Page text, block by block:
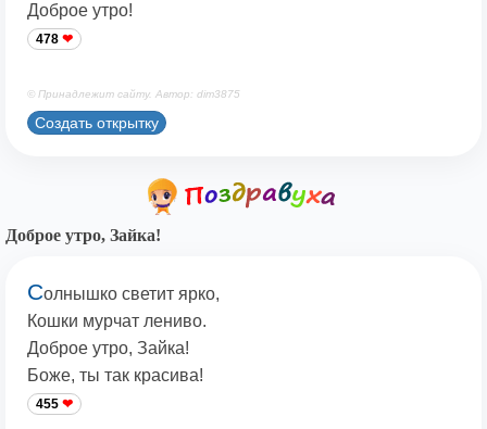
Доброе утро!
478
© Принадлежит сайту. Автор: dim3875
Создать открытку
Доброе утро, Зайка!
Солнышко светит ярко,
Кошки мурчат лениво.
Доброе утро, Зайка!
Боже, ты так красива!
455